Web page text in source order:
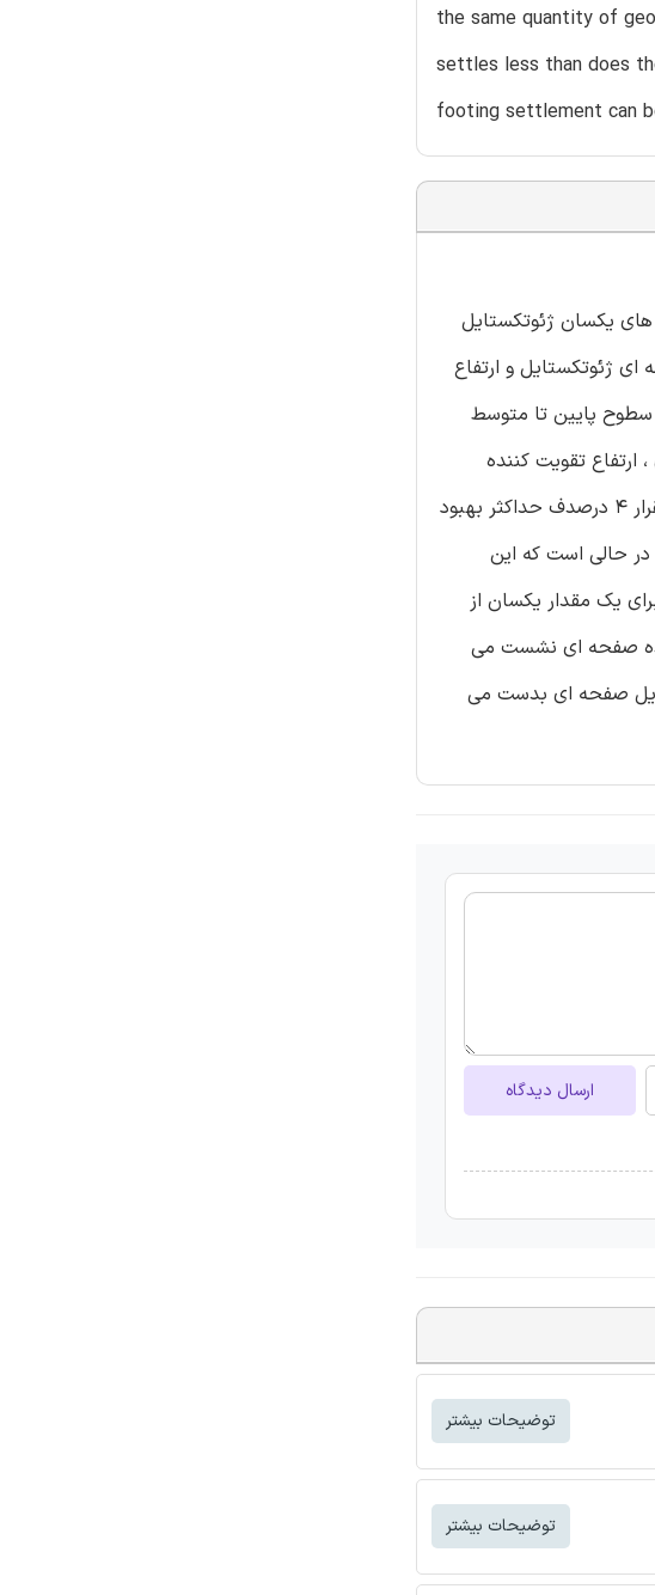
the same quantity of
settles less than does
footing settlement can
یکسان ژئوتکستایل
ژئوتکستایل و ارتفاع
پایین تا متوسط
تقویت کننده
ژئوسل و عرض تقویت کننده کاهش یافت. برای جرم مساوی مواد ژئوتکستایل مورد استفاده در تست ها در سطح استقرار 4 درصدف حداکثر بهبود
ژئوسل حاصل شد، و این در حالی است که این
برای یک مقدار یکسان از
صفحه ای نشست می
صفحه ای بدست می
ارسال دیدگاه
توضیحات بیشتر
توضیحات بیشتر